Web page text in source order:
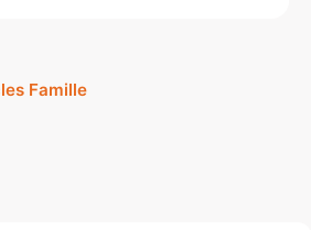
Famille